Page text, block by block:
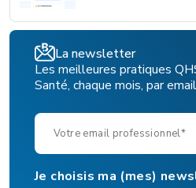
La newsletter
Les meilleures pratiques
Santé, chaque mois, par
Je choisis ma (mes)